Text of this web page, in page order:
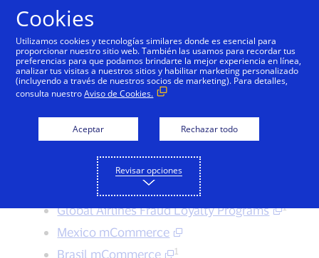
Infografías
Peak Season Tips 1
Most Frequent Fraud Attack
5 Top Peak Season Fraud Management
10 Biggest Concerns from LAC Airline
Executives
Global Airlines Fraud Loyalty Programs 1
Mexico mCommerce
Brasil mCommerce
1
Cookies
Utilizamos cookies y tecnologías similares donde es esencial para
proporcionar nuestro sitio web. También las usamos para recordar tus
preferencias para que podamos brindarte la mejor experiencia en línea,
analizar tus visitas a nuestros sitios y habilitar marketing personalizado
(incluyendo a través de nuestros socios de marketing). Para detalles,
consulta nuestroAviso de Cookies.
Aceptar Rechazar todo
Revisar opciones